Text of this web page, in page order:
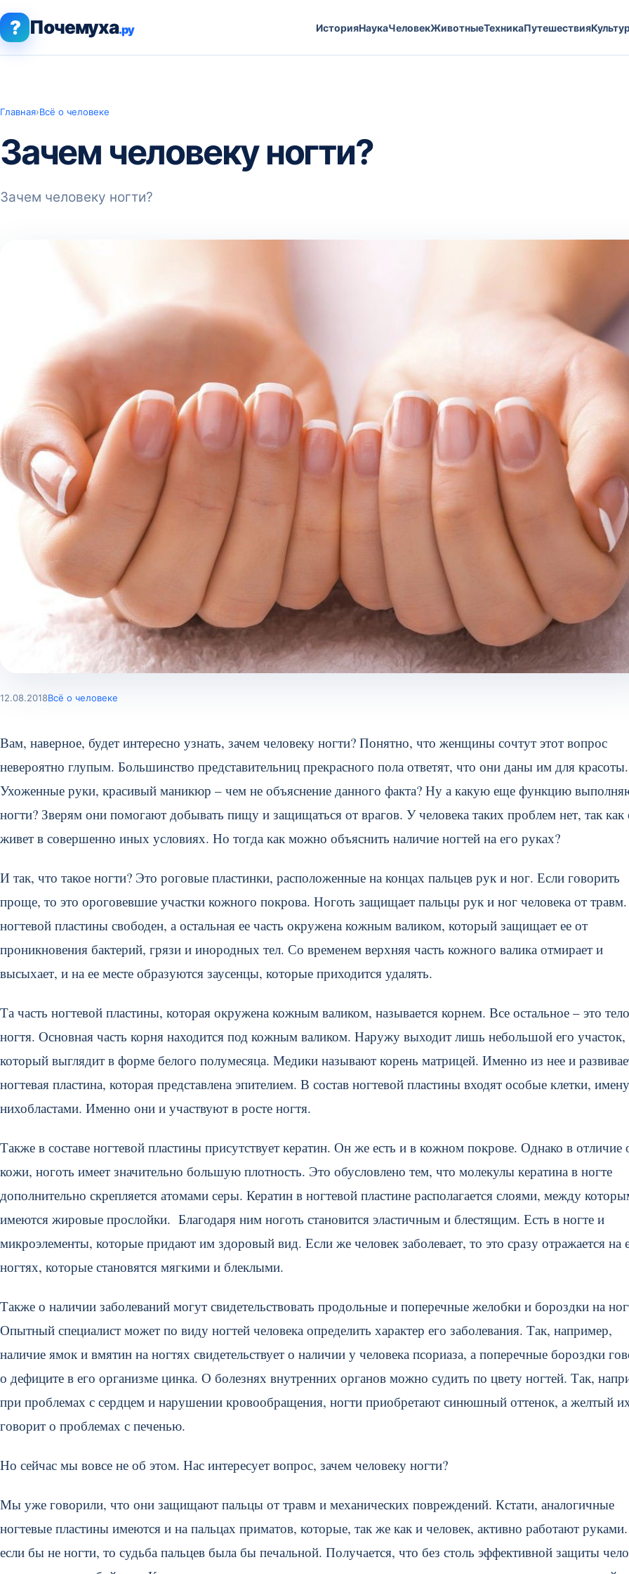
? Почемуха.ру ИсторияНаукаЧеловекЖивотныеТехникаПутешествия
Главная›Всё о человеке
Зачем человеку ногти?
Зачем человеку ногти?
12.08.2018Всё о человеке
Вам, наверное, будет интересно узнать, зачем человеку ногти? Понятно, что женщины сочтут этот вопрос
невероятно глупым. Большинство представительниц прекрасного пола ответят, что они даны им для красоты.
Ухоженные руки, красивый маникюр – чем не объяснение данного факта? Ну а какую еще функцию
ногти? Зверям они помогают добывать пищу и защищаться от врагов. У человека таких проблем нет, так как
живет в совершенно иных условиях. Но тогда как можно объяснить наличие ногтей на его руках?
И так, что такое ногти? Это роговые пластинки, расположенные на концах пальцев рук и ног. Если говорить
проще, то это ороговевшие участки кожного покрова. Ноготь защищает пальцы рук и ног человека от
ногтевой пластины свободен, а остальная ее часть окружена кожным валиком, который защищает ее от
проникновения бактерий, грязи и инородных тел. Со временем верхняя часть кожного валика отмирает и
высыхает, и на ее месте образуются заусенцы, которые приходится удалять.
Та часть ногтевой пластины, которая окружена кожным валиком, называется корнем. Все остальное – это тело
ногтя. Основная часть корня находится под кожным валиком. Наружу выходит лишь небольшой его участок,
который выглядит в форме белого полумесяца. Медики называют корень матрицей. Именно из нее и
ногтевая пластина, которая представлена эпителием. В состав ногтевой пластины входят особые клетки,
нихобластами. Именно они и участвуют в росте ногтя.
Также в составе ногтевой пластины присутствует кератин. Он же есть и в кожном покрове. Однако в отличие
кожи, ноготь имеет значительно большую плотность. Это обусловлено тем, что молекулы кератина в ногте
дополнительно скрепляется атомами серы. Кератин в ногтевой пластине располагается слоями, между
имеются жировые прослойки. Благодаря ним ноготь становится эластичным и блестящим. Есть в ногте и
микроэлементы, которые придают им здоровый вид. Если же человек заболевает, то это сразу отражается на
ногтях, которые становятся мягкими и блеклыми.
Также о наличии заболеваний могут свидетельствовать продольные и поперечные желобки и бороздки на
Опытный специалист может по виду ногтей человека определить характер его заболевания. Так, например,
наличие ямок и вмятин на ногтях свидетельствует о наличии у человека псориаза, а поперечные бороздки
о дефиците в его организме цинка. О болезнях внутренних органов можно судить по цвету ногтей. Так,
при проблемах с сердцем и нарушении кровообращения, ногти приобретают синюшный оттенок, а желтый
говорит о проблемах с печенью.
Но сейчас мы вовсе не об этом. Нас интересует вопрос, зачем человеку ногти?
Мы уже говорили, что они защищают пальцы от травм и механических повреждений. Кстати, аналогичные
ногтевые пластины имеются и на пальцах приматов, которые, так же как и человек, активно работают
если бы не ногти, то судьба пальцев была бы печальной. Получается, что без столь эффективной защиты